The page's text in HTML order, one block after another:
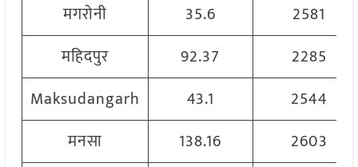
मगरोनी
35.6
2581
महिदपुर
92.37
2285
Maksudangarh
43.1
2544
मनसा
138.16
2603